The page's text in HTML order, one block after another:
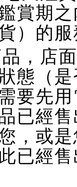
賞期
）的
，店
態（
要先
已經
，或
已經